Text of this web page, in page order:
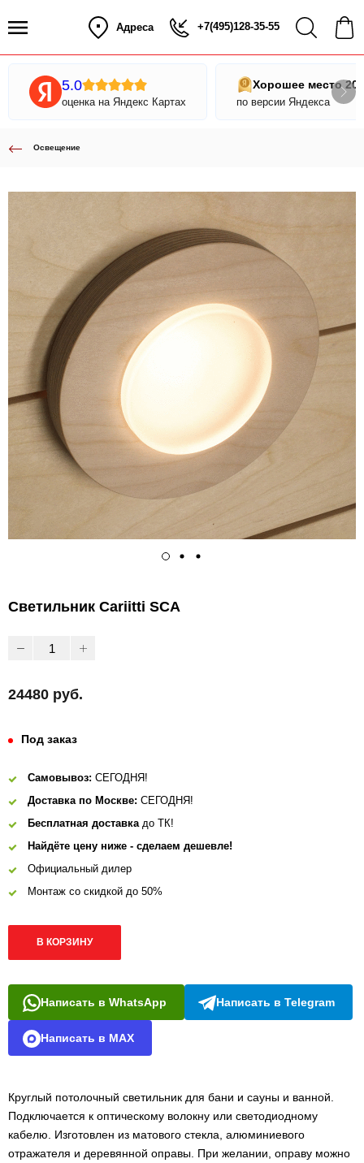
Адреса +7(495)128-35-55
5.0
оценка на Яндекс Картах
Хорошее место
по версии Яндекса
Освещение
Светильник Cariitti SCA
24480 руб.
Под заказ
Самовывоз: СЕГОДНЯ!
Доставка по Москве: СЕГОДНЯ!
Бесплатная доставкадо ТК!
Найдёте цену ниже - сделаем дешевле!
Официальный дилер
Монтаж со скидкой до 50%
В КОРЗИНУ
Написать в WhatsApp Написать в Telegram
Написать в MAX
Круглый потолочный светильник для бани и сауны и ванной.
Подключается к оптическому волокну или светодиодному
кабелю. Изготовлен из матового стекла, алюминиевого
отражателя и деревянной оправы. При желании, оправу можно